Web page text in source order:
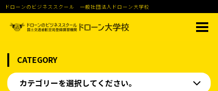
ドローンのビジネススクール 一般社団法人ドローン大学校
CATEGORY
カテゴリーを選択してください。